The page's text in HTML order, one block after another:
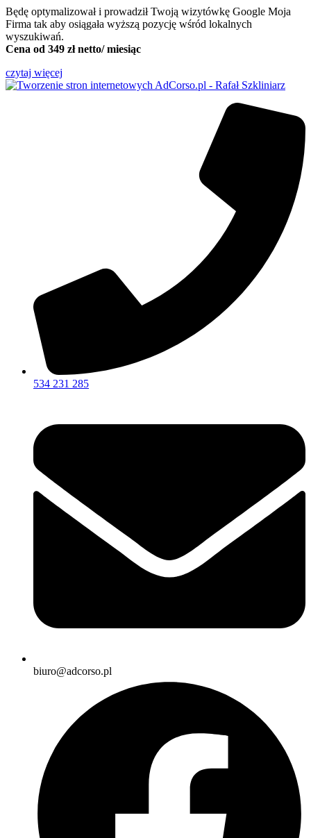
Będę optymalizował i prowadził Twoją wizytówkę Google Moja
Firma tak aby osiągała wyższą pozycję wśród lokalnych
wyszukiwań.
Cena od 349 zł netto/ miesiąc
czytaj więcej
534 231 285
biuro@adcorso.pl